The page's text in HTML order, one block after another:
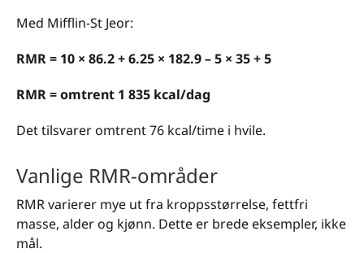
Med Mifflin-St Jeor:
RMR = 10 × 86.2 + 6.25 × 182.9 – 5 × 35 + 5
RMR = omtrent 1 835 kcal/dag
Det tilsvarer omtrent 76 kcal/time i hvile.
Vanlige RMR-områder
RMR varierer mye ut fra kroppsstørrelse, fettfri
masse, alder og kjønn. Dette er brede eksempler, ikke
mål.